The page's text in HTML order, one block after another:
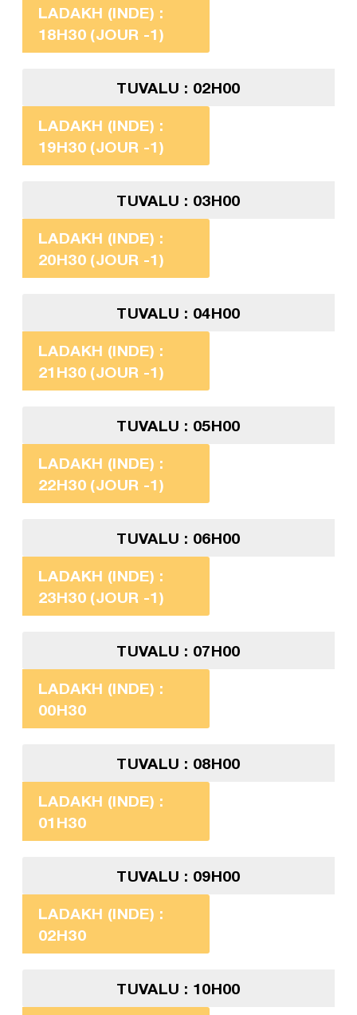
LADAKH (INDE) :
18H30 (JOUR -1)
TUVALU : 02H00
LADAKH (INDE) :
19H30 (JOUR -1)
TUVALU : 03H00
LADAKH (INDE) :
20H30 (JOUR -1)
TUVALU : 04H00
LADAKH (INDE) :
21H30 (JOUR -1)
TUVALU : 05H00
LADAKH (INDE) :
22H30 (JOUR -1)
TUVALU : 06H00
LADAKH (INDE) :
23H30 (JOUR -1)
TUVALU : 07H00
LADAKH (INDE) :
00H30
TUVALU : 08H00
LADAKH (INDE) :
01H30
TUVALU : 09H00
LADAKH (INDE) :
02H30
TUVALU : 10H00